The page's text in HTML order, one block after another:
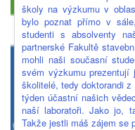
školy na výzkumu v
bylo poznat přímo v
studenti s absolventy
partnerské Fakultě
mohli naši současní
svém výzkumu
školitelé, tedy doktorandi
týden účastní našich
naší laboratoři. Jako jo,
Takže jestli máš zájem se